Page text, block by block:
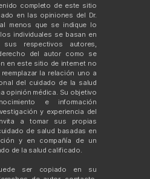
completo de este sitio
en las opiniones del Dr.
menos que se indique lo
individuales se basan en
respectivos autores,
del autor como se
en este sitio de internet no
la relación uno a
del cuidado de la salud
opinión médica. Su objetivo
e información
y experiencia del
a tomar sus propias
de salud basadas en
y en compañía de un
de la salud calificado.
ser copiado en su